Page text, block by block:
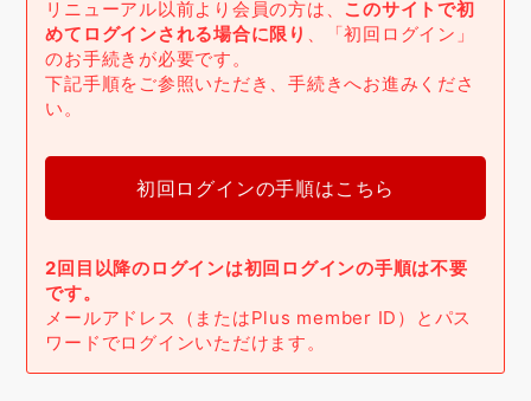
リニューアル以前より会員の方は、 このサイトで初
めてログインされる場合に限り
、「初回ログイン」
のお手続きが必要です。
下記手順をご参照いただき、手続きへお進みくださ
い。
初回ログインの手順はこちら
2回目以降のログインは初回ログインの手順は不要
です。
メールアドレス（またはPlus member ID）とパス
ワードでログインいただけます。